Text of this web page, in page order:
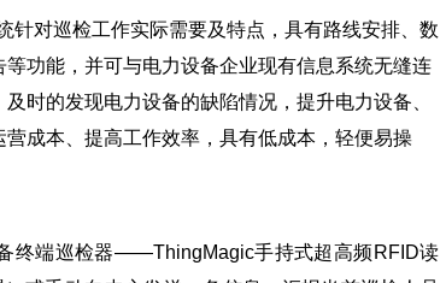
针对巡检工作实际需要及特点，具有路线安排、数
功能，并可与电力设备企业现有信息系统无缝连
时的发现电力设备的缺陷情况，提升电力设备、
成本、提高工作效率，具有低成本，轻便易操
终端巡检器——ThingMagic手持式超高频RFID读